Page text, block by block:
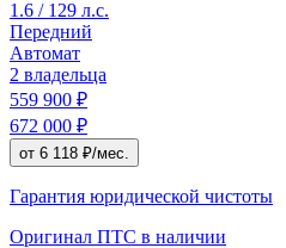
1.6 / 129 л.с.
Передний
Автомат
2 владельца
559 900 ₽
672 000 ₽
от 6 118 ₽/мес.
Гарантия юридической чистоты
Оригинал ПТС в наличии